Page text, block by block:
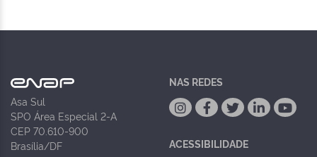
Asa Sul
SPO Área Especial 2-A
CEP 70.610-900
Brasília/DF
NAS REDES
ACESSIBILIDADE